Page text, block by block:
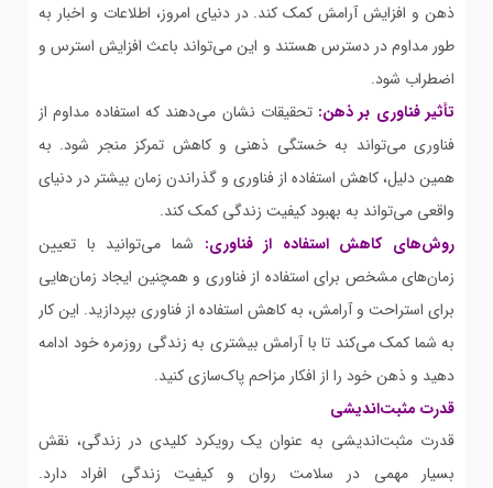
ذهن و افزایش آرامش کمک کند. در دنیای امروز، اطلاعات و اخبار به
طور مداوم در دسترس هستند و این می‌تواند باعث افزایش استرس و
اضطراب شود.
تأثیر فناوری بر ذهن: تحقیقات نشان می‌دهند که استفاده مداوم از
فناوری می‌تواند به خستگی ذهنی و کاهش تمرکز منجر شود. به
همین دلیل، کاهش استفاده از فناوری و گذراندن زمان بیشتر در دنیای
واقعی می‌تواند به بهبود کیفیت زندگی کمک کند.
روش‌های کاهش استفاده از فناوری: شما می‌توانید با تعیین
زمان‌های مشخص برای استفاده از فناوری و همچنین ایجاد زمان‌هایی
برای استراحت و آرامش، به کاهش استفاده از فناوری بپردازید. این کار
به شما کمک می‌کند تا با آرامش بیشتری به زندگی روزمره خود ادامه
دهید و ذهن خود را از افکار مزاحم پاک‌سازی کنید.
قدرت مثبت‌اندیشی
قدرت مثبت‌اندیشی به عنوان یک رویکرد کلیدی در زندگی، نقش
بسیار مهمی در سلامت روان و کیفیت زندگی افراد دارد.